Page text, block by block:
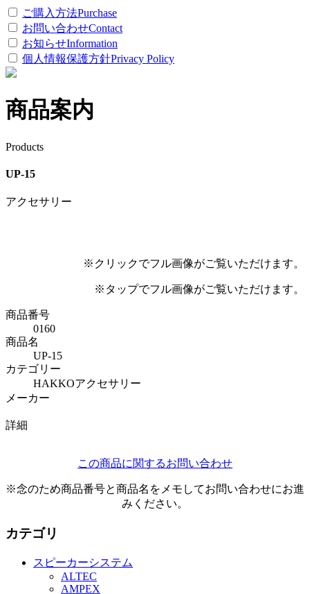
ご購入方法Purchase
お問い合わせContact
お知らせInformation
個人情報保護方針Privacy Policy
商品案内
Products
UP-15
アクセサリー
※クリックでフル画像がご覧いただけます。
※タップでフル画像がご覧いただけます。
商品番号
0160
商品名
UP-15
カテゴリー
HAKKOアクセサリー
メーカー
詳細
この商品に関するお問い合わせ
※念のため商品番号と商品名をメモしてお問い合わせにお進
みください。
カテゴリ
スピーカーシステム
ALTEC
AMPEX